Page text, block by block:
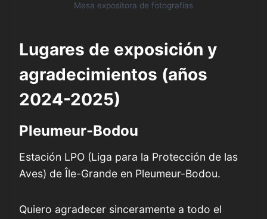
Mesa expositora de fotografías
Lugares de exposición y
agradecimientos (años
2024-2025)
Pleumeur-Bodou
Estación LPO (Liga para la Protección de las
Aves) de Île-Grande en Pleumeur-Bodou.
Quiero agradecer sinceramente a todo el